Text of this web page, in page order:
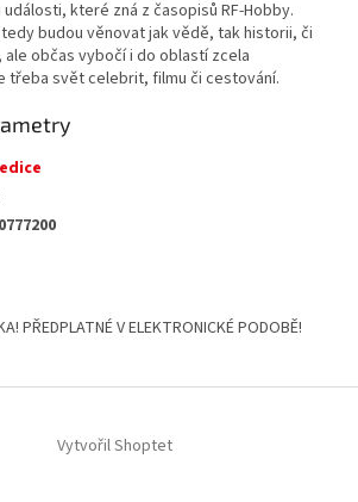
které zná z časopisů RF-Hobby.
budou věnovat jak vědě, tak historii, či
ale občas vybočí i do oblastí zcela
třeba svět celebrit, filmu či cestování.
PŘEDPLATNÉ V ELEKTRONICKÉ PODOBĚ!
Vytvořil Shoptet